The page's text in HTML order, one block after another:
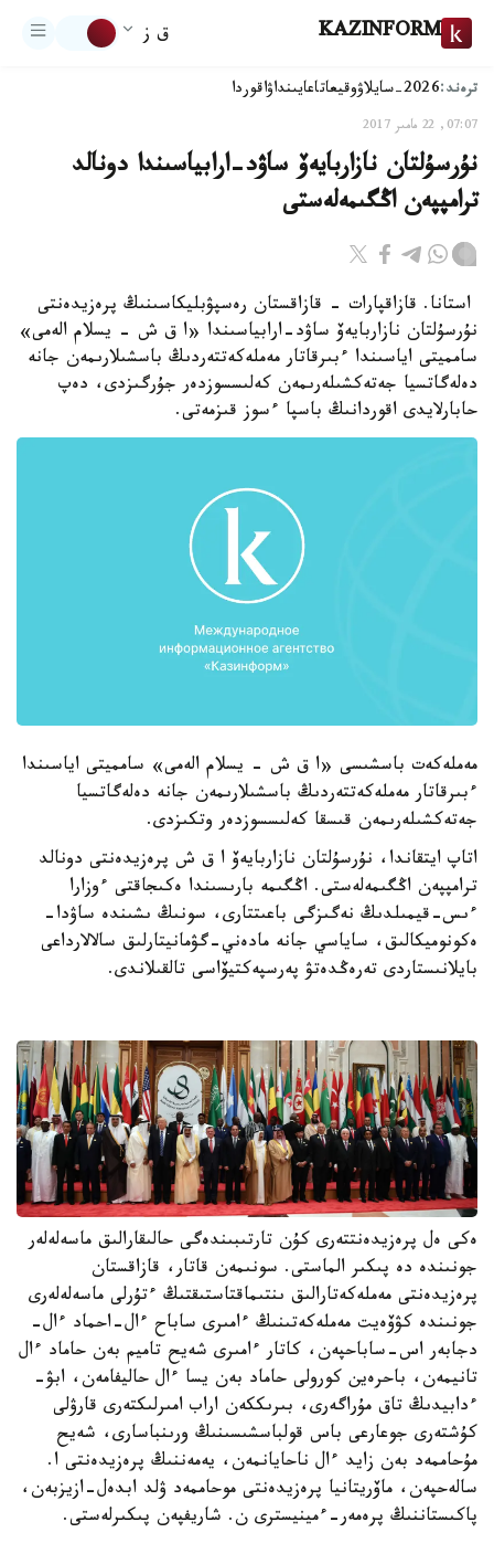
KAZINFORM ق ز
ترەند:2026-سايلاۋ وقيعاتاعايىنداۋاقوردا
07:07, 22 مامىر 2017
نۇرسۇلتان نازاربايەۆ ساۋد-ارابياسىندا دونالد
ترامپپەن اڭگىمەلەستى
استانا. قازاقپارات - قازاقستان رەسپۋبليكاسىنىڭ پرەزيدەنتى
نۇرسۇلتان نازاربايەۆ ساۋد-ارابياسىندا «ا ق ش - يسلام الەمى»
سامميتى اياسىندا ءبىرقاتار مەملەكەتتەردىڭ باسشىلارىمەن جانە
دەلەگاتسيا جەتەكشىلەرىمەن كەلىسسوزدەر جۇرگىزدى، دەپ
حابارلايدى اقوردانىڭ باسپا ءسوز قىزمەتى.
مەملەكەت باسشىسى «ا ق ش - يسلام الەمى» سامميتى اياسىندا
ءبىرقاتار مەملەكەتتەردىڭ باسشىلارىمەن جانە دەلەگاتسيا
جەتەكشىلەرىمەن قىسقا كەلىسسوزدەر وتكىزدى.
اتاپ ايتقاندا، نۇرسۇلتان نازاربايەۆ ا ق ش پرەزيدەنتى دونالد
ترامپپەن اڭگىمەلەستى. اڭگىمە بارىسىندا ەكىجاقتى ءوزارا
ءىس-قيمىلدىڭ نەگىزگى باعىتتارى، سونىڭ ىشىندە ساۋدا-
ەكونوميكالىق، ساياسي جانە مادەني-گۋمانيتارلىق سالالارداعى
بايلانىستاردى تەرەڭدەتۋ پەرسپەكتيۆاسى تالقىلاندى.
ەكى ەل پرەزيدەنتتەرى كۇن تارتىبىندەگى حالىقارالىق ماسەلەلەر
جونىندە دە پىكىر الماستى. سونىمەن قاتار، قازاقستان
پرەزيدەنتى مەملەكەتارالىق ىنتىماقتاستىقتىڭ ءتۇرلى ماسەلەلەرى
جونىندە كۋۆەيت مەملەكەتىنىڭ ءامىرى ساباح ءال-احماد ءال-
دجابەر اس-ساباحپەن، كاتار ءامىرى شەيح تاميم بەن حاماد ءال
تانيمەن، باحرەين كورولى حاماد بەن يسا ءال حاليفامەن، ابۋ-
ءدابيدىڭ تاق مۇراگەرى، بىرىككەن اراب امىرلىكتەرى قارۋلى
كۇشتەرى جوعارعى باس قولباسشىسىنىڭ ورىنباسارى، شەيح
مۇحاممەد بەن زايد ءال ناحايانمەن، يەمەننىڭ پرەزيدەنتى ا.
سالەحپەن، ماۆريتانيا پرەزيدەنتى موحاممەد ۋلد ابدەل-ازيزبەن،
پاكىستاننىڭ پرەمەر-ءمينيسترى ن. شاريفپەن پىكىرلەستى.